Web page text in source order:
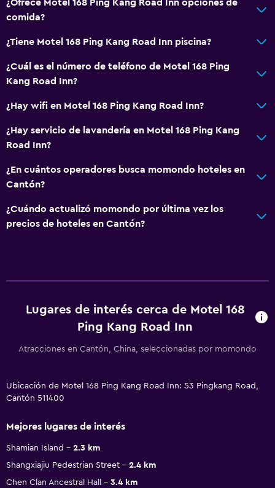
¿Ofrece Motel 168 Ping Kang Road Inn opciones de
comida?
¿Tiene Motel 168 Ping Kang Road Inn piscina?
¿Cuál es el número de teléfono de Motel 168 Ping
Kang Road Inn?
¿Hay wifi en Motel 168 Ping Kang Road Inn?
¿Hay servicio de lavandería en Motel 168 Ping Kang
Road Inn?
¿En cuántos operadores busca momondo hoteles en
Cantón?
¿Cuándo actualizó momondo por última vez los
precios de hoteles en Cantón?
Lugares de interés cerca de Motel 168
Ping Kang Road Inn
Atracciones en Cantón, China, seleccionadas por momondo
Ubicación de Motel 168 Ping Kang Road Inn: 53 Pingkang Road,
Cantón 511400
Mejores lugares de interés
Shamian Island
2.3 km
Shangxiajiu Pedestrian Street
2.4 km
Chen Clan Ancestral Hall
3.4 km